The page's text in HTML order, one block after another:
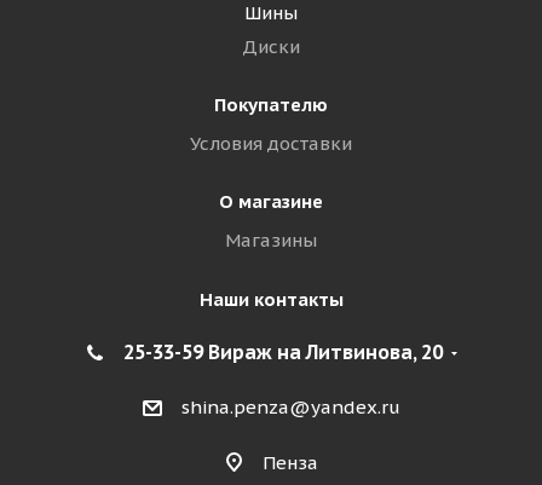
Шины
Диски
Покупателю
Условия доставки
О магазине
Магазины
Наши контакты
25-33-59 Вираж на Литвинова, 20
shina.penza@yandex.ru
Пенза